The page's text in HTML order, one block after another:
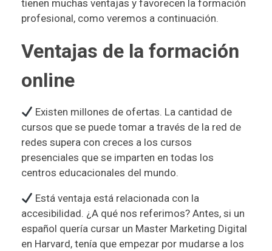
tienen muchas ventajas y favorecen la formación
profesional, como veremos a continuación.
Ventajas de la formación
online
Existen millones de ofertas. La cantidad de
cursos que se puede tomar a través de la red de
redes supera con creces a los cursos
presenciales que se imparten en todas los
centros educacionales del mundo.
Está ventaja está relacionada con la
accesibilidad. ¿A qué nos referimos? Antes, si un
español quería cursar un Master Marketing Digital
en Harvard, tenía que empezar por mudarse a los